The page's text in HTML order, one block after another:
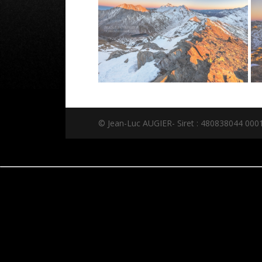
© Jean-Luc AUGIER- Siret : 480838044